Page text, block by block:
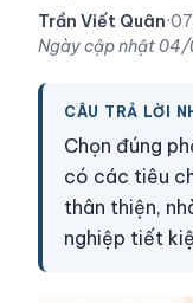
Trần Viết Quân·
Ngày cập nhật04/
CÂU TRẢ LỜI
Chọn đúng
có các tiêu
thân thiện,
nghiệp tiết